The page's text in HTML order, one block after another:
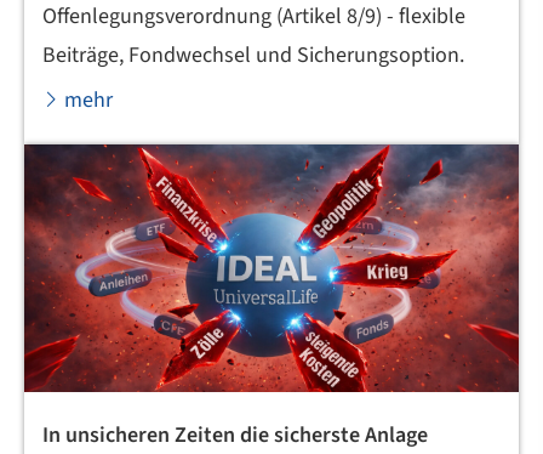
Offenlegungsverordnung (Artikel 8/9) - flexible
Beiträge, Fondwechsel und Sicherungsoption.
mehr
In unsicheren Zeiten die sicherste Anlage